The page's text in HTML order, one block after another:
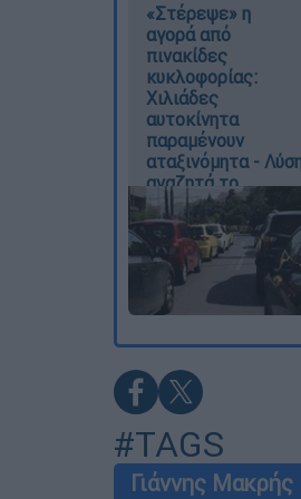
«Στέρεψε» η
αγορά από
πινακίδες
κυκλοφορίας:
Χιλιάδες
αυτοκίνητα
παραμένουν
αταξινόμητα -
αναζητά το
υπουργείο
#TAGS
Γιάννης Μακρής